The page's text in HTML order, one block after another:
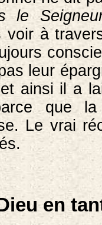
le
voir à
leur
ainsi il a
que la
Le vrai
en